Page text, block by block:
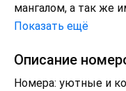
мангалом, а так же
балкона
Показать ещё
Описание
Номера: уютные и